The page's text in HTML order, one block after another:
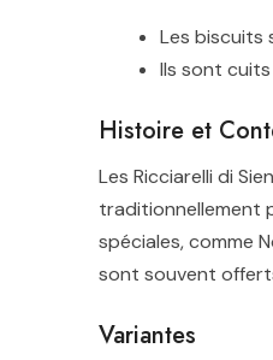
Les biscuits
Ils sont
Histoire et
Les Ricciarelli di
traditionnellement
spéciales, comme
sont souvent
Variantes